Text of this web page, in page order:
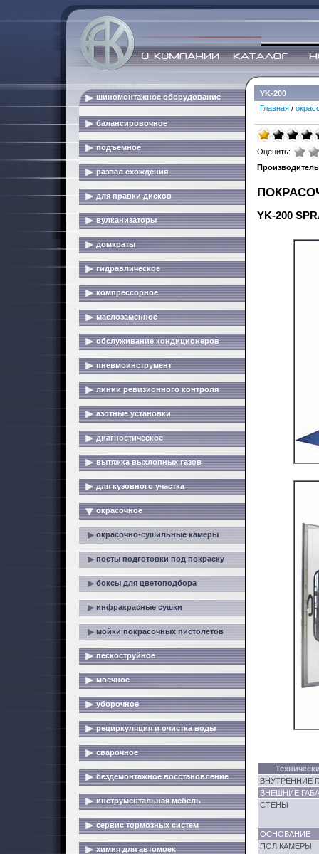
шиномонтажное оборудование
балансировочное
подъемное
развал схождения
для правки дисков
вулканизаторы
домкраты
гидравлическое
компрессорное
маслозаменное
обслуживание кондиционеров
пневмоинструмент
линии ревизионного контроля
азотные установки
диагностическое
вытяжка выхлопных газов
для кузовного участка
окрасочное
окрасочно-сушильные камеры
посты подготовки под покраску
боксы для цветоподбора
инфракрасные сушки
мойки покрасочных пистолетов
пескоструйное
моечное
уборочное
рециркуляция и очистка воды
сварочное
бездемонтажное восстановление
инструментальная мебель
сервис тормозных систем
химия для автомоек
YK-200
Главная /
Оценить:
Производитель
YK-200
ВНУТРЕННИЕ
ВНЕШНИЕ
СТЕНЫ
ОСНОВАНИЕ
ПОЛ КАМЕРЫ